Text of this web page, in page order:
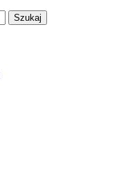
Szukaj